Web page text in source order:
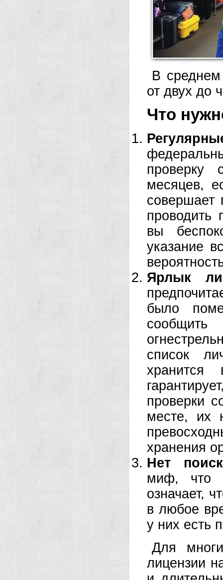
В
от двух до
Что
проверку
месяцев,
совершает
проводить
вы
указание
Ярлык
было
список
проверки
месте, их
хранения
Нет
миф, что
означает,
в любое
у них есть
Для
лицензии